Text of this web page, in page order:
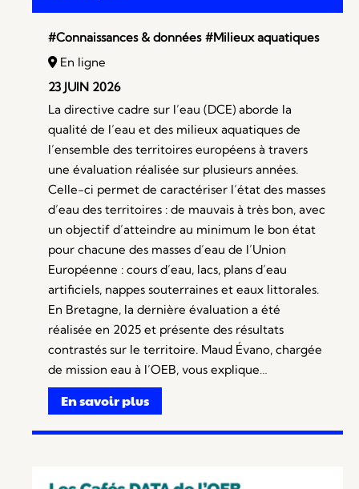
#Connaissances & données #Milieux aquatiques
En ligne
23 JUIN 2026
La directive cadre sur l’eau (DCE) aborde la
qualité de l’eau et des milieux aquatiques de
l’ensemble des territoires européens à travers
une évaluation réalisée sur plusieurs années.
Celle-ci permet de caractériser l’état des masses
d’eau des territoires : de mauvais à très bon, avec
un objectif d’atteindre au minimum le bon état
pour chacune des masses d’eau de l’Union
Européenne : cours d’eau, lacs, plans d’eau
artificiels, nappes souterraines et eaux littorales.
En Bretagne, la dernière évaluation a été
réalisée en 2025 et présente des résultats
contrastés sur le territoire. Maud Évano, chargée
de mission eau à l’OEB, vous explique…
En savoir plus